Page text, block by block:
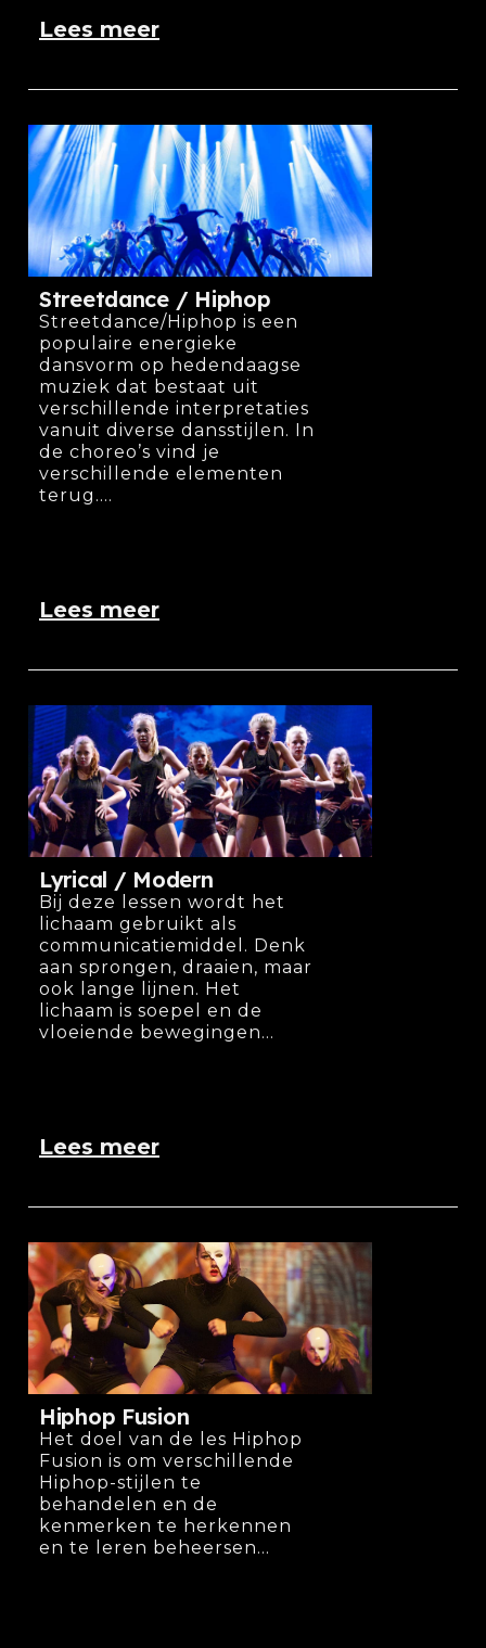
Lees meer
Streetdance / Hiphop
Streetdance/Hiphop is een
populaire energieke
dansvorm op hedendaagse
muziek dat bestaat uit
verschillende interpretaties
vanuit diverse dansstijlen. In
de choreo’s vind je
verschillende elementen
terug....
Lees meer
Lyrical / Modern​
Bij deze lessen wordt het
lichaam gebruikt als
communicatiemiddel. Denk
aan sprongen, draaien, maar
ook lange lijnen. Het
lichaam is soepel en de
vloeiende bewegingen...
Lees meer
Hiphop Fusion
Het doel van de les Hiphop
Fusion is om verschillende
Hiphop-stijlen te
behandelen en de
kenmerken te herkennen
en te leren beheersen...